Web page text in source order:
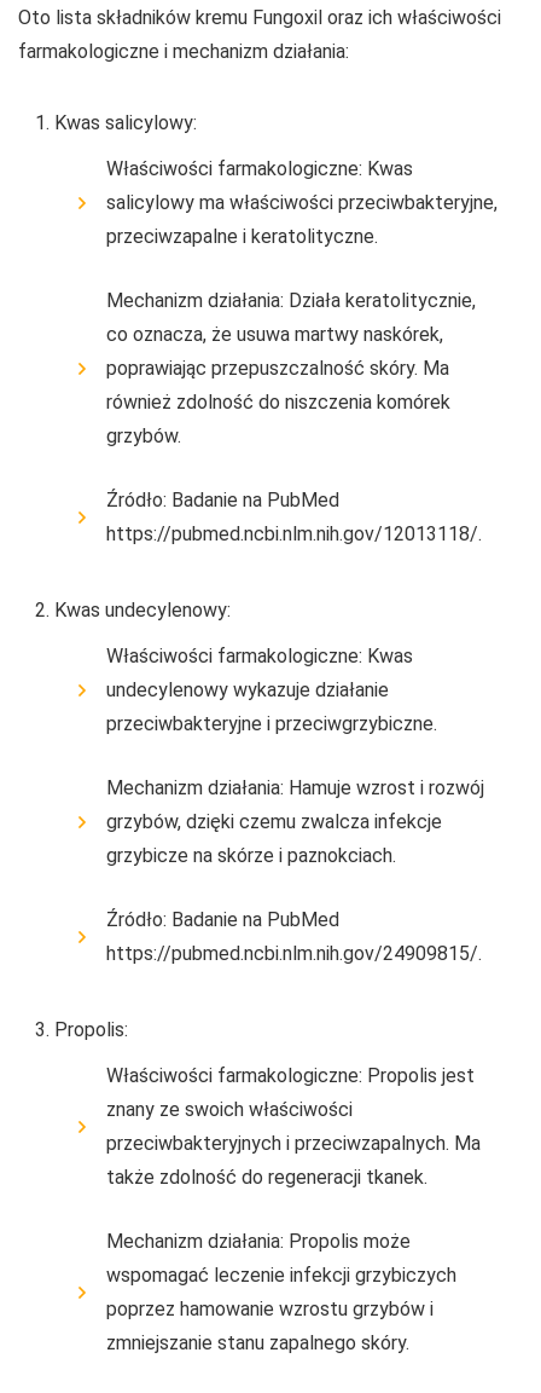
Oto lista składników kremu Fungoxil oraz ich właściwości
farmakologiczne i mechanizm działania:
Kwas salicylowy:
Właściwości farmakologiczne: Kwas
salicylowy ma właściwości przeciwbakteryjne,
przeciwzapalne i keratolityczne.
Mechanizm działania: Działa keratolitycznie,
co oznacza, że usuwa martwy naskórek,
poprawiając przepuszczalność skóry. Ma
również zdolność do niszczenia komórek
grzybów.
Źródło: Badanie na PubMed
https://pubmed.ncbi.nlm.nih.gov/12013118/.
Kwas undecylenowy:
Właściwości farmakologiczne: Kwas
undecylenowy wykazuje działanie
przeciwbakteryjne i przeciwgrzybiczne.
Mechanizm działania: Hamuje wzrost i rozwój
grzybów, dzięki czemu zwalcza infekcje
grzybicze na skórze i paznokciach.
Źródło: Badanie na PubMed
https://pubmed.ncbi.nlm.nih.gov/24909815/.
Propolis:
Właściwości farmakologiczne: Propolis jest
znany ze swoich właściwości
przeciwbakteryjnych i przeciwzapalnych. Ma
także zdolność do regeneracji tkanek.
Mechanizm działania: Propolis może
wspomagać leczenie infekcji grzybiczych
poprzez hamowanie wzrostu grzybów i
zmniejszanie stanu zapalnego skóry.